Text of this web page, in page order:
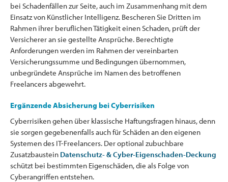
bei Schadenfällen zur Seite, auch im Zusammenhang mit dem
Einsatz von Künstlicher Intelligenz. Bescheren Sie Dritten im
Rahmen ihrer beruflichen Tätigkeit einen Schaden, prüft der
Versicherer an sie gestellte Ansprüche. Berechtigte
Anforderungen werden im Rahmen der vereinbarten
Versicherungssumme und Bedingungen übernommen,
unbegründete Ansprüche im Namen des betroffenen
Freelancers abgewehrt.
Ergänzende Absicherung bei Cyberrisiken
Cyberrisiken gehen über klassische Haftungsfragen hinaus, denn
sie sorgen gegebenenfalls auch für Schäden an den eigenen
Systemen des IT-Freelancers. Der optional zubuchbare
Zusatzbaustein Datenschutz- & Cyber-Eigenschaden-Deckung
schützt bei bestimmten Eigenschäden, die als Folge von
Cyberangriffen entstehen.